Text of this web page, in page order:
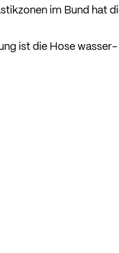
im Bund hat
ist die Hose
Eingrifftaschen